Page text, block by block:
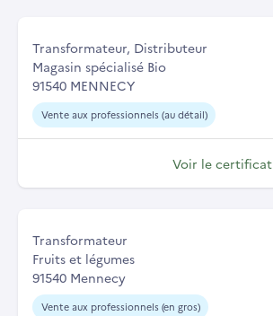
Transformateur, Distributeur
Magasin spécialisé Bio
91540 MENNECY
Vente aux professionnels (au détail)
Voir le certificat
Transformateur
Fruits et légumes
91540 Mennecy
Vente aux professionnels (en gros)